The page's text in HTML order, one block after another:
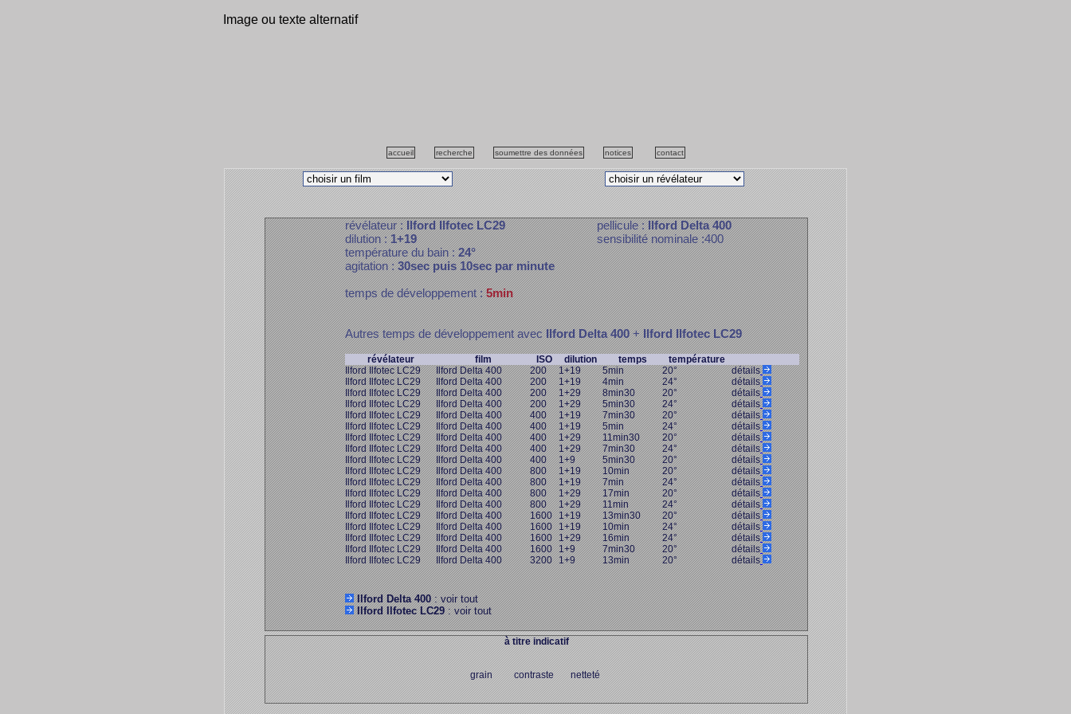
Image ou texte alternatif
accueil recherche soumettre des données notices contact
révélateur :Ilford Ilfotec LC29
dilution :1+19
température du bain :24°
agitation :30sec puis 10sec par minute
pellicule :Ilford Delta 400
sensibilité nominale :400
temps de développement :5min
Autres temps de développement avecIlford Delta 400+Ilford Ilfotec LC29
révélateur film ISO dilution temps
température
Ilford Ilfotec LC29
Ilford Delta 400 200 1+19 5min 20°
détails
Ilford Ilfotec LC29
Ilford Delta 400 200 1+19 4min 24°
détails
Ilford Ilfotec LC29
Ilford Delta 400 200 1+29 8min30 20°
détails
Ilford Ilfotec LC29
Ilford Delta 400 200 1+29 5min30 24°
détails
Ilford Ilfotec LC29
Ilford Delta 400 400 1+19 7min30 20°
détails
Ilford Ilfotec LC29
Ilford Delta 400 400 1+19 5min 24°
détails
Ilford Ilfotec LC29
Ilford Delta 400 400 1+29 11min30 20°
détails
Ilford Ilfotec LC29
Ilford Delta 400 400 1+29 7min30 24°
détails
Ilford Ilfotec LC29
Ilford Delta 400 400 1+9 5min30 20°
détails
Ilford Ilfotec LC29
Ilford Delta 400 800 1+19 10min 20°
détails
Ilford Ilfotec LC29
Ilford Delta 400 800 1+19 7min 24°
détails
Ilford Ilfotec LC29
Ilford Delta 400 800 1+29 17min 20°
détails
Ilford Ilfotec LC29
Ilford Delta 400 800 1+29 11min 24°
détails
Ilford Ilfotec LC29
Ilford Delta 400 1600 1+19 13min30 20°
détails
Ilford Ilfotec LC29
Ilford Delta 400 1600 1+19 10min 24°
détails
Ilford Ilfotec LC29
Ilford Delta 400 1600 1+29 16min 24°
détails
Ilford Ilfotec LC29
Ilford Delta 400 1600 1+9 7min30 20°
détails
Ilford Ilfotec LC29
Ilford Delta 400 3200 1+9 13min 20° détails
Ilford Delta 400: voir tout
Ilford Ilfotec LC29: voir tout
à titre indicatif
grain contraste netteté